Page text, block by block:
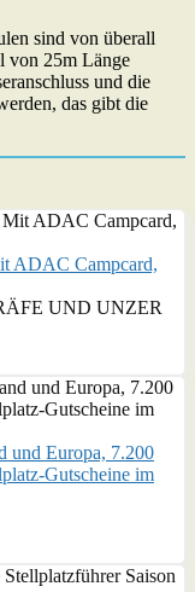
sind von überall
von 25m Länge
und die
das gibt die
ADAC Campcard,
UND UNZER
und Europa, 7.200
Gutscheine im